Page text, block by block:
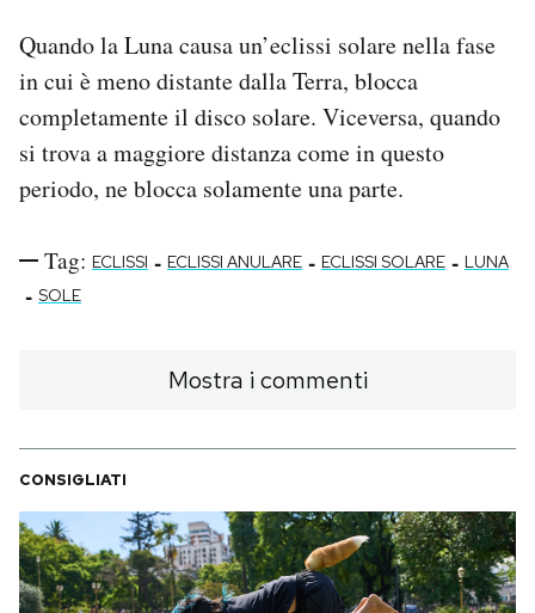
Quando la Luna causa un’eclissi solare nella fase
in cui è meno distante dalla Terra, blocca
completamente il disco solare. Viceversa, quando
si trova a maggiore distanza come in questo
periodo, ne blocca solamente una parte.
Tag: ECLISSI - ECLISSI ANULARE - ECLISSI SOLARE - LUNA
- SOLE
Mostra i commenti
CONSIGLIATI